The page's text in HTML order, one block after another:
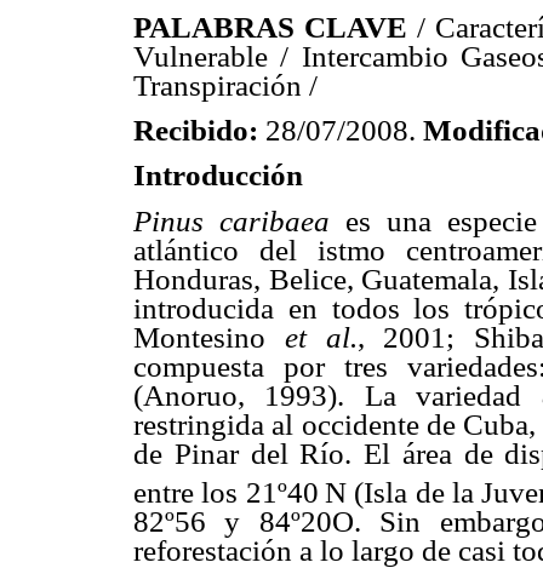
PALABRAS CLAVE /
Vulnerable / Intercambio
Transpiración /
Recibido: 28/07/2008.
Introducción
Pinus caribaea es una
atlántico del istmo
Honduras, Belice, Guatemala,
introducida en todos los
Montesino et al., 2001;
compuesta por tres
(Anoruo, 1993). La variedad
restringida al occidente de
de Pinar del Río. El área de
entre los 21º40 N (Isla de la
82º56 y 84º20O. Sin
reforestación a lo largo de casi